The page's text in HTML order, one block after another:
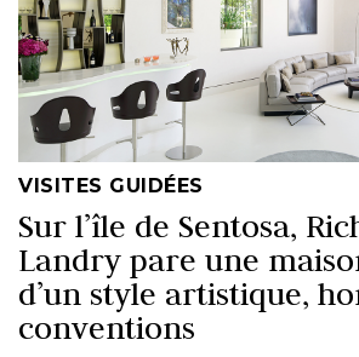
VISITES GUIDÉES
Sur l’île de Sentosa,
Landry pare une
d’un style artistique,
conventions